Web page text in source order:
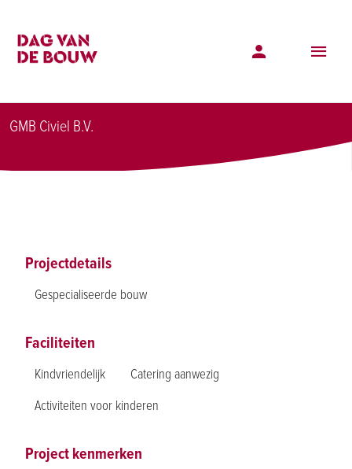
Dijkversterking Wijk bij Duurstede -
GMB Civiel B.V.
Projectdetails
Gespecialiseerde bouw
Faciliteiten
Kindvriendelijk
Catering aanwezig
Activiteiten voor kinderen
Project kenmerken